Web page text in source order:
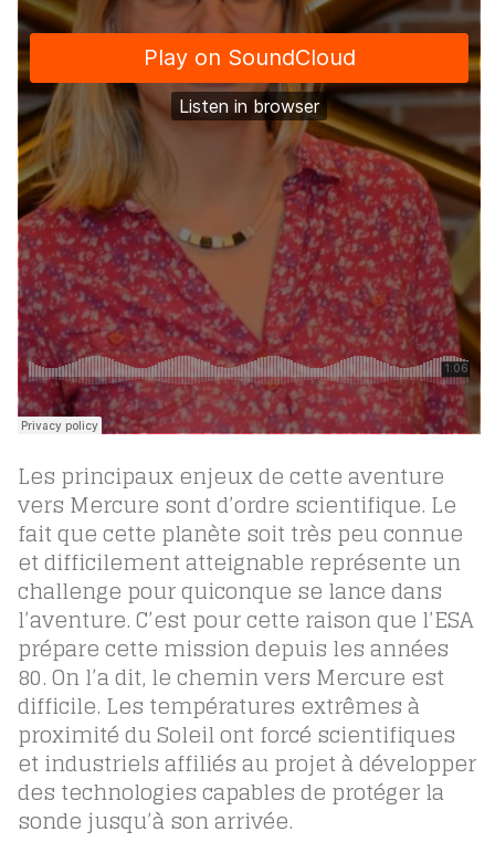
Les principaux enjeux de cette aventure
vers Mercure sont d’ordre scientifique. Le
fait que cette planète soit très peu connue
et difficilement atteignable représente un
challenge pour quiconque se lance dans
l’aventure. C’est pour cette raison que l’ESA
prépare cette mission depuis les années
80. On l’a dit, le chemin vers Mercure est
difficile. Les températures extrêmes à
proximité du Soleil ont forcé scientifiques
et industriels affiliés au projet à développer
des technologies capables de protéger la
sonde jusqu’à son arrivée.